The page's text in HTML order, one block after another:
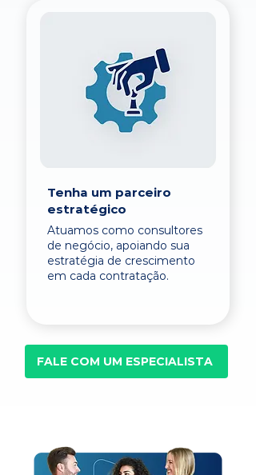
Tenha um parceiro
estratégico
Atuamos como consultores
de negócio, apoiando sua
estratégia de crescimento
em cada contratação.
FALE COM UM ESPECIALISTA